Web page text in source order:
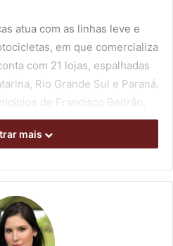
atua com as linhas leve e
em que comercializa
com 21 lojas, espalhadas
Rio Grande Sul e Paraná.
de Francisco Beltrão,
a construção de novas
e, agora, em Londrina.
mais